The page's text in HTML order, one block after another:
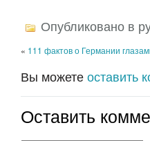
Опубликовано в
« 111 фактов о Германии
Вы можетеоставить
Оставить